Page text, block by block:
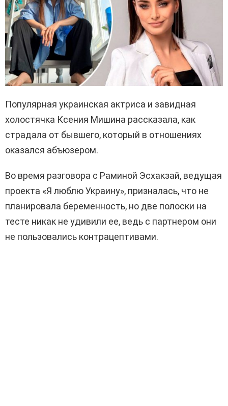
Популярная украинская актриса и завидная
холостячка Ксения Мишина рассказала, как
страдала от бывшего, который в отношениях
оказался абъюзером.
Во время разговора с Раминой Эсхакзай, ведущая
проекта «Я люблю Украину», призналась, что не
планировала беременность, но две полоски на
тесте никак не удивили ее, ведь с партнером они
не пользовались контрацептивами.